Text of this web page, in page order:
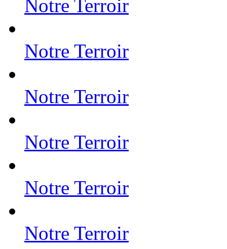
Notre Terroir
Notre Terroir
Notre Terroir
Notre Terroir
Notre Terroir
Notre Terroir